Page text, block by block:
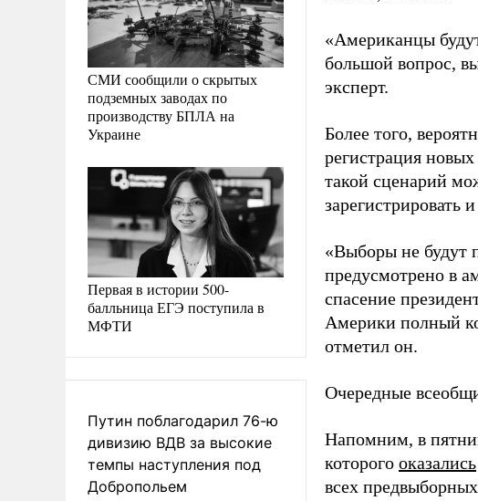
СМИ сообщили о скрытых
подземных заводах по
производству БПЛА на
Украине
Первая в истории 500-
балльница ЕГЭ поступила в
МФТИ
Путин поблагодарил 76-ю
дивизию ВДВ за высокие
темпы наступления под
Добропольем
«Американцы
большой вопрос,
эксперт.
Более того,
регистрация
такой сценарий
зарегистрировать
«Выборы не будут
предусмотрено в
спасение
Америки полный
отметил он.
Очередные
Напомним, в
которого оказались
всех